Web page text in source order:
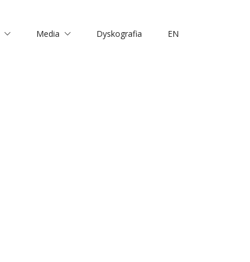
Media Dyskografia EN